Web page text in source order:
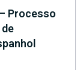
Processo